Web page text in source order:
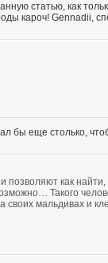
статью, как
кароч! Gennadii,
бы еще столько,
как
Такого
своих мальдивах и